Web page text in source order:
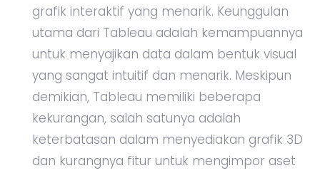
grafik interaktif yang menarik. Keunggulan
utama dari Tableau adalah kemampuannya
untuk menyajikan data dalam bentuk visual
yang sangat intuitif dan menarik. Meskipun
demikian, Tableau memiliki beberapa
kekurangan, salah satunya adalah
keterbatasan dalam menyediakan grafik 3D
dan kurangnya fitur untuk mengimpor aset